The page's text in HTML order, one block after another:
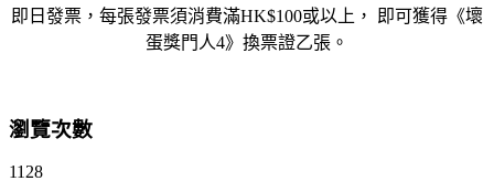
即日發票，每張發票須消費滿HK$100或以上， 即可獲得《壞
蛋獎門人4》換票證乙張。
瀏覽次數
1128